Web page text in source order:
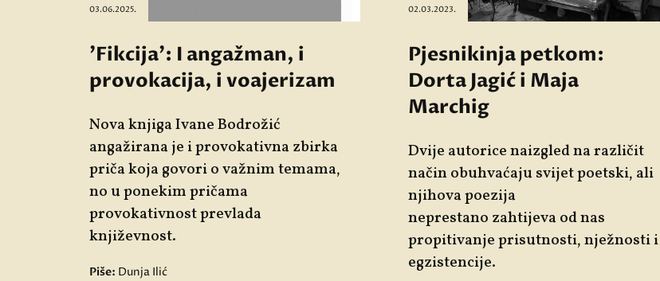
03.06.2025.
'Fikcija': I angažman, i
provokacija, i voajerizam
Nova knjiga Ivane Bodrožić
angažirana je i provokativna zbirka
priča koja govori o važnim temama,
no u ponekim pričama
provokativnost prevlada
književnost.
Piše: Dunja Ilić
02.03.2023.
Pjesnikinja petkom:
Dorta Jagić i Maja
Marchig
Dvije autorice naizgled na različit
način obuhvaćaju svijet poetski, ali
njihova poezija
neprestano zahtijeva od nas
propitivanje prisutnosti, nježnosti i
egzistencije.